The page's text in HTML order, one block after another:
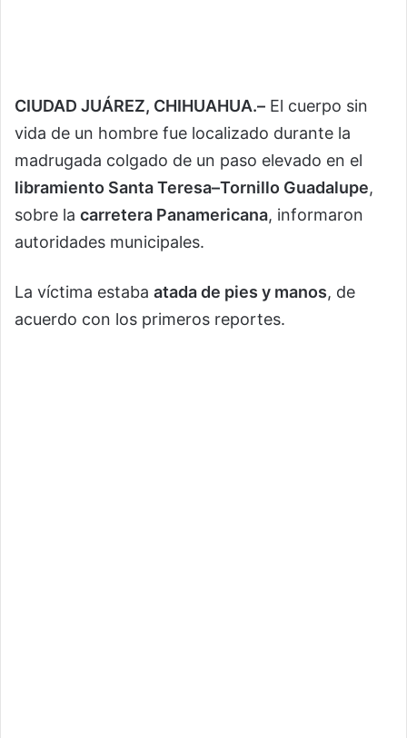
CIUDAD JUÁREZ, CHIHUAHUA.– El cuerpo sin
vida de un hombre fue localizado durante la
madrugada colgado de un paso elevado en el
libramiento Santa Teresa–Tornillo Guadalupe,
sobre la carretera Panamericana, informaron
autoridades municipales.
La víctima estaba atada de pies y manos, de
acuerdo con los primeros reportes.